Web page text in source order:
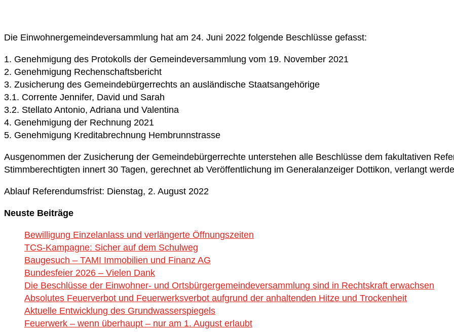
Die Einwohnergemeindeversammlung hat am 24. Juni 2022 folgende Beschlüsse gefasst:
1. Genehmigung des Protokolls der Gemeindeversammlung vom 19. November 2021
2. Genehmigung Rechenschaftsbericht
3. Zusicherung des Gemeindebürgerrechts an ausländische Staatsangehörige
3.1. Corrente Jennifer, David und Sarah
3.2. Stellato Antonio, Adriana und Valentina
4. Genehmigung der Rechnung 2021
5. Genehmigung Kreditabrechnung Hembrunnstrasse
Ausgenommen der Zusicherung der Gemeindebürgerrechte unterstehen alle Beschlüsse dem fakultativen
Stimmberechtigten innert 30 Tagen, gerechnet ab Veröffentlichung im Generalanzeiger Dottikon, verlangt
Ablauf Referendumsfrist: Dienstag, 2. August 2022
Neuste Beiträge
Bewilligung Einzelanlass und verlängerte Öffnungszeiten
TCS-Kampagne: Sicher auf dem Schulweg
Baugesuch – TAMI Immobilien und Finanz AG
Bundesfeier 2026 – Vielen Dank
Die Beschlüsse der Einwohner- und Ortsbürgergemeindeversammlung sind in Rechtskraft erwachsen
Absolutes Feuerverbot und Feuerwerksverbot aufgrund der anhaltenden Hitze und Trockenheit
Aktuelle Entwicklung des Grundwasserspiegels
Feuerwerk – wenn überhaupt – nur am 1. August erlaubt